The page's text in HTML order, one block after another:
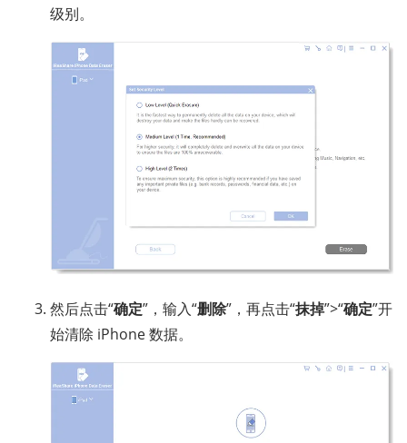
级别。
然后点击“确定”，输入“删除”，再点击“抹掉”>“确定”开
始清除 iPhone 数据。